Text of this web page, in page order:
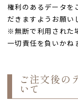
権利のあるデータを
だきますようお願い
※無断で利用された
一切責任を負いかね
ご注文後の
いて